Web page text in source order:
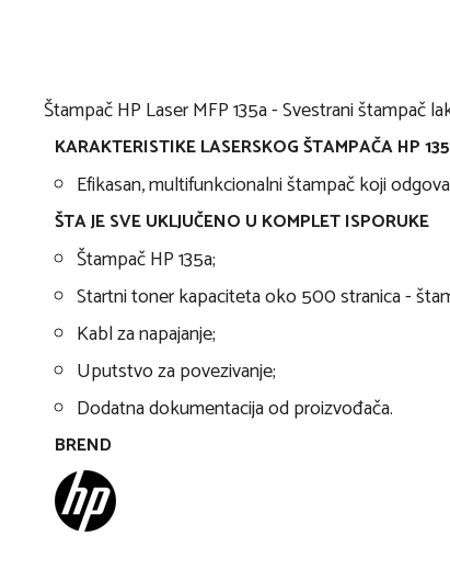
Štampač HP Laser MFP 135a - Svestrani štampač
KARAKTERISTIKE LASERSKOG ŠTAMPAČA HP
Efikasan, multifunkcionalni štampač koji
ŠTA JE SVE UKLJUČENO U KOMPLET ISPORUKE
Štampač HP 135a;
Startni toner kapaciteta oko 500 stranica -
Kabl za napajanje;
Uputstvo za povezivanje;
Dodatna dokumentacija od proizvođača.
BREND